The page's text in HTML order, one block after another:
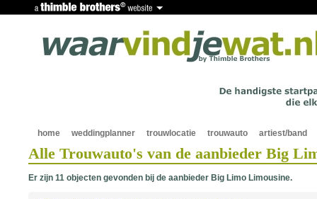
home weddingplanner trouwlocatie trouwauto artiest/band
Alle Trouwauto's van de aanbieder Big
Er zijn 11 objecten gevonden bij de aanbieder Big Limo Limousine.